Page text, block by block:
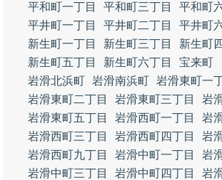
平和町一丁目
平和町三丁目
平和町
平井町一丁目
平井町二丁目
平井町
新生町一丁目
新生町三丁目
新生町
新生町五丁目
新生町六丁目 宝来町
岩滑北浜町 岩滑南浜町 岩滑東町一
岩滑東町二丁目
岩滑東町三丁目
岩
岩滑東町五丁目
岩滑西町一丁目
岩
岩滑西町三丁目
岩滑西町四丁目
岩
岩滑西町九丁目
岩滑中町一丁目
岩
岩滑中町三丁目
岩滑中町四丁目
岩